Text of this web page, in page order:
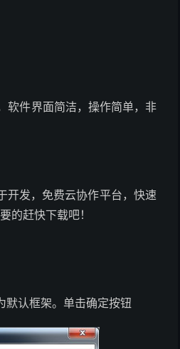
软件界面简洁，操作简单，非
开发，免费云协作平台，快速
的赶快下载吧！
默认框架。单击确定按钮